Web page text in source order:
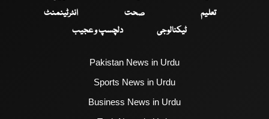
تعلیم
صحت
انٹرٹینمنٹ
ٹیکنالوجی
دلچسپ و عجیب
Pakistan News in Urdu
Sports News in Urdu
Business News in Urdu